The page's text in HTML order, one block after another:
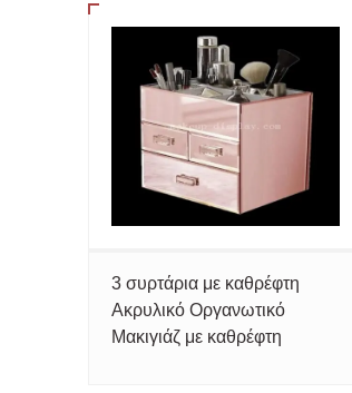
3 συρτάρια με καθρέφτη
Ακρυλικό Οργανωτικό
Μακιγιάζ με καθρέφτη